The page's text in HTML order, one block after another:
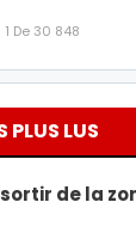
1 De 30 848
PLUS LUS
de la